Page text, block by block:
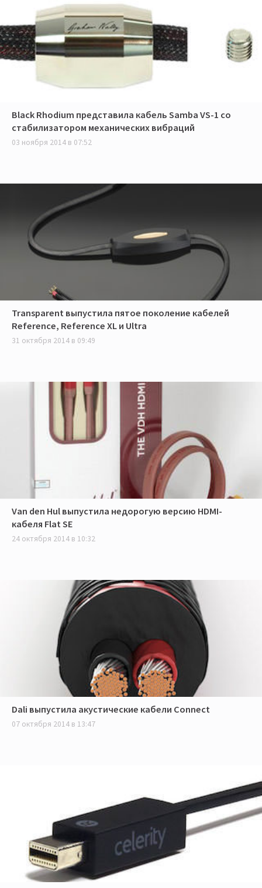
Black Rhodium представила кабель Samba VS-1 со
стабилизатором механических вибраций
03 ноября 2014 в 07:52
Transparent выпустила пятое поколение кабелей
Reference, Reference XL и Ultra
31 октября 2014 в 09:49
Van den Hul выпустила недорогую версию HDMI-
кабеля Flat SE
24 октября 2014 в 10:32
Dali выпустила акустические кабели Connect
07 октября 2014 в 13:47